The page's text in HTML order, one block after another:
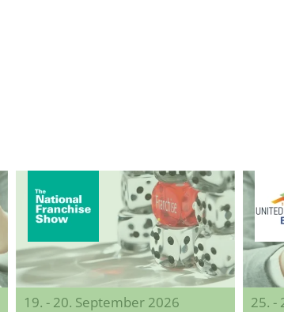
19. - 20. September 2026 25. -